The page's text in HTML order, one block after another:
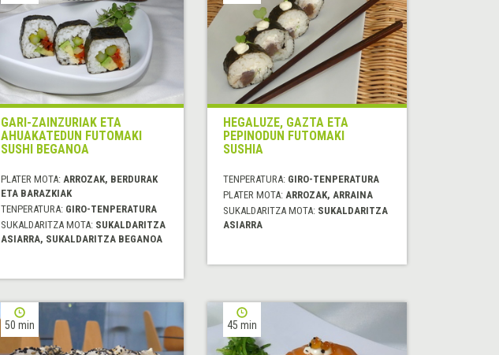
GARI-ZAINZURIAK ETA
AHUAKATEDUN FUTOMAKI
SUSHI BEGANOA
PLATER MOTA: ARROZAK, BERDURAK
ETA BARAZKIAK
TENPERATURA: GIRO-TENPERATURA
SUKALDARITZA MOTA: SUKALDARITZA
ASIARRA, SUKALDARITZA BEGANOA
HEGALUZE, GAZTA ETA
PEPINODUN FUTOMAKI
SUSHIA
TENPERATURA: GIRO-TENPERATURA
PLATER MOTA:ARROZAK, ARRAINA
SUKALDARITZA MOTA: SUKALDARITZA
ASIARRA
50 min 45 min